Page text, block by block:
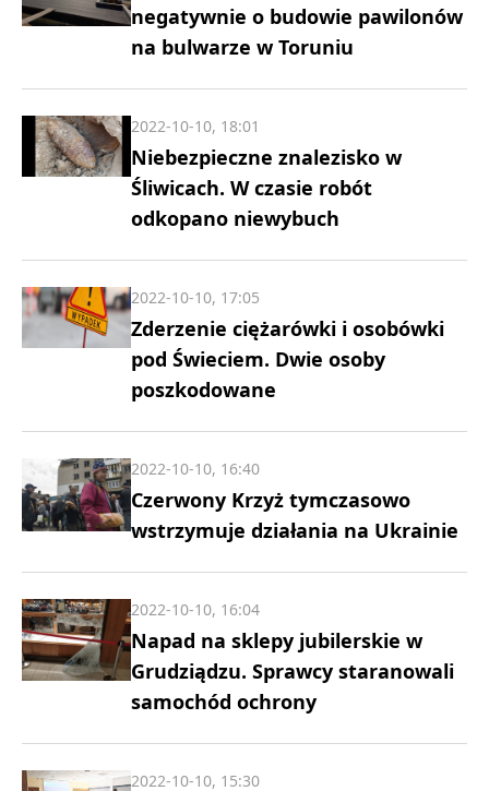
negatywnie o budowie pawilonów
na bulwarze w Toruniu
Niebezpieczne znalezisko w
Śliwicach. W czasie robót
odkopano niewybuch
2022-10-10, 18:01
Zderzenie ciężarówki i osobówki
pod Świeciem. Dwie osoby
poszkodowane
2022-10-10, 17:05
Czerwony Krzyż tymczasowo
wstrzymuje działania na Ukrainie
2022-10-10, 16:40
Napad na sklepy jubilerskie w
Grudziądzu. Sprawcy staranowali
samochód ochrony
2022-10-10, 16:04
2022-10-10, 15:30